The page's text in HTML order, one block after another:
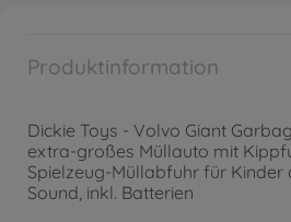
Produktinformation
Dickie Toys - Volvo Giant
extra-großes Müllauto mit
Spielzeug-Müllabfuhr für Kinder
Sound, inkl. Batterien